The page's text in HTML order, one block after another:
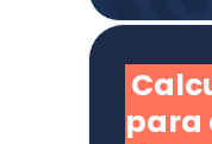
para